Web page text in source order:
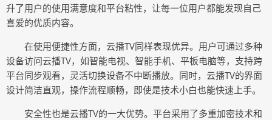
升了用户的使用满意度和平台粘性，让每一位用户都能发现自己
喜爱的优质内容。
在使用便捷性方面，云播TV同样表现优异。用户可通过多种
设备访问云播TV，如智能电视、智能手机、平板电脑等，支持跨
平台同步观看，灵活切换设备不中断播放。同时，云播TV的界面
设计简洁直观，操作流程顺畅，即使是技术小白也能快速上手。
安全性也是云播TV的一大优势。平台采用了多重加密技术和